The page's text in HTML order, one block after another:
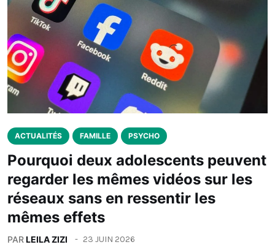
ACTUALITÉS FAMILLE PSYCHO
Pourquoi deux adolescents peuvent
regarder les mêmes vidéos sur les
réseaux sans en ressentir les
mêmes effets
PARLEILA ZIZI 23 JUIN 2026